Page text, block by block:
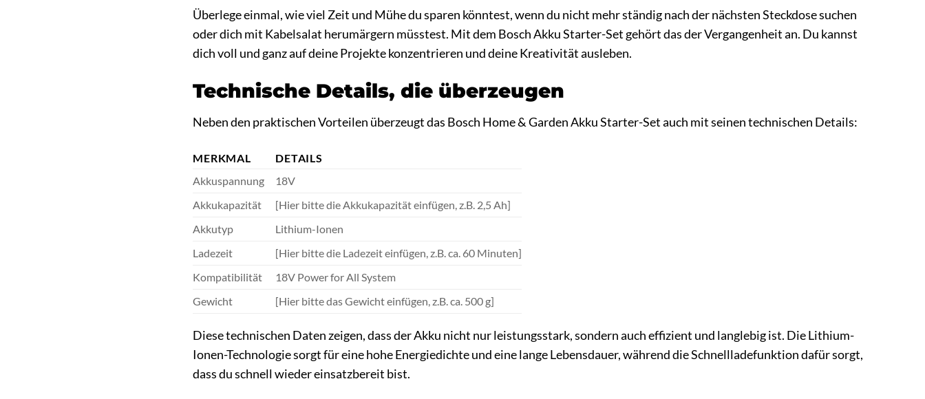
Überlege einmal, wie viel Zeit und Mühe du sparen könntest, wenn du nicht mehr ständig nach der nächsten Steckdose suchen
oder dich mit Kabelsalat herumärgern müsstest. Mit dem Bosch Akku Starter-Set gehört das der Vergangenheit an. Du kannst
dich voll und ganz auf deine Projekte konzentrieren und deine Kreativität ausleben.
Technische Details, die überzeugen
Neben den praktischen Vorteilen überzeugt das Bosch Home & Garden Akku Starter-Set auch mit seinen technischen Details:
MERKMAL
DETAILS
Akkuspannung
18V
Akkukapazität
[Hier bitte die Akkukapazität einfügen, z.B. 2,5 Ah]
Akkutyp
Lithium-Ionen
Ladezeit
[Hier bitte die Ladezeit einfügen, z.B. ca. 60 Minuten]
Kompatibilität
18V Power for All System
Gewicht
[Hier bitte das Gewicht einfügen, z.B. ca. 500 g]
Diese technischen Daten zeigen, dass der Akku nicht nur leistungsstark, sondern auch effizient und langlebig ist. Die Lithium-
Ionen-Technologie sorgt für eine hohe Energiedichte und eine lange Lebensdauer, während die Schnellladefunktion dafür sorgt,
dass du schnell wieder einsatzbereit bist.